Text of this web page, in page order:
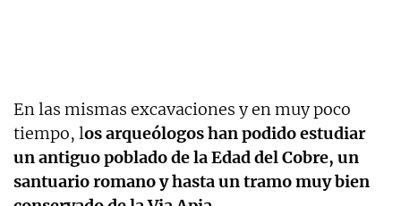
En las mismas excavaciones y en muy poco
tiempo, los arqueólogos han podido estudiar
un antiguo poblado de la Edad del Cobre, un
santuario romano y hasta un tramo muy bien